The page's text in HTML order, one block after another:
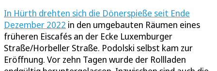
In Hürth drehten sich die Dönerspieße seit Ende
Dezember 2022 in den umgebauten Räumen eines
früheren Eiscafés an der Ecke Luxemburger
Straße/Horbeller Straße. Podolski selbst kam zur
Eröffnung. Vor zehn Tagen wurde der Rollladen